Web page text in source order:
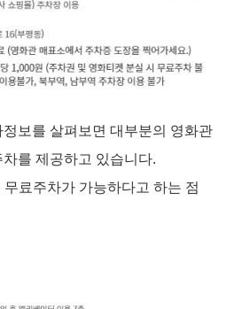
보를 살펴보면 대부분의 영화관
를 제공하고 있습니다.
료주차가 가능하다고 하는 점